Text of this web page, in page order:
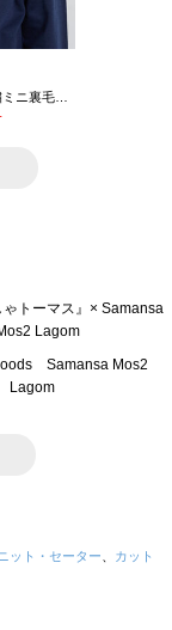
ニット・セーター
カット